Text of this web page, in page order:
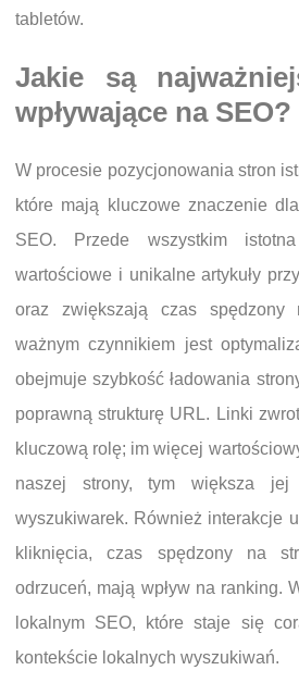
tabletów.
Jakie są
wpływające na SEO?
W procesie pozycjonowania stron
które mają kluczowe znaczenie
SEO. Przede wszystkim
wartościowe i unikalne artykuły
oraz zwiększają czas spędzony
ważnym czynnikiem jest
obejmuje szybkość ładowania
poprawną strukturę URL. Linki
kluczową rolę; im więcej
naszej strony, tym większa jej
wyszukiwarek. Również interakcje
kliknięcia, czas spędzony na
odrzuceń, mają wpływ na ranking.
lokalnym SEO, które staje się
kontekście lokalnych wyszukiwań.